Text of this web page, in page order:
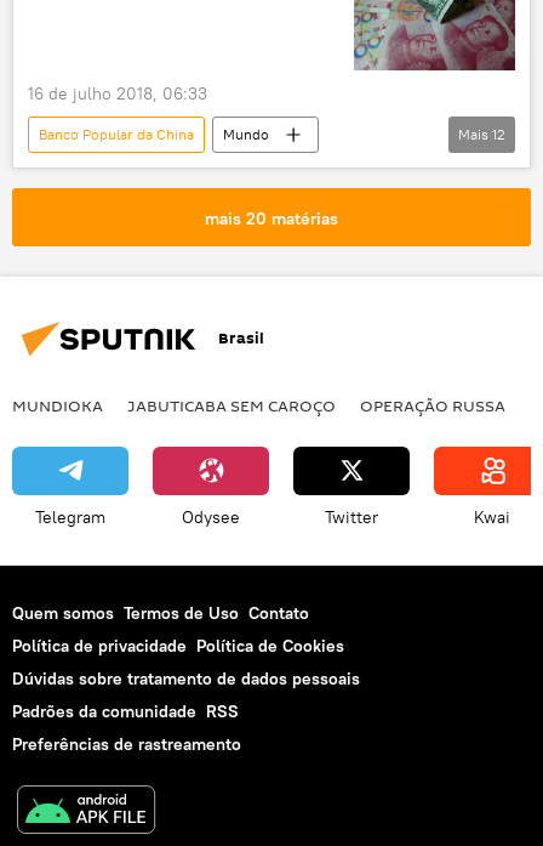
16 de julho 2018, 06:33
Banco Popular da China
Mundo
Ásia e Oceania
Notícias
taxa
yuan moeda
tarifas
desvalorização
dólar EUA
Mais 12
mais 20 matérias
Brasil
MUNDIOKA JABUTICABA SEM CAROÇO OPERAÇÃO RUSSA
Telegram Odysee Twitter Kwai
Quem somos Termos de Uso Contato
Política de privacidade Política de Cookies
Dúvidas sobre tratamento de dados pessoais
Padrões da comunidade RSS
Preferências de rastreamento